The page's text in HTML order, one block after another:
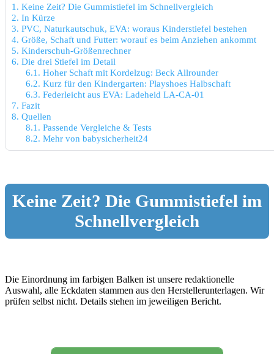
1. Keine Zeit? Die Gummistiefel im Schnellvergleich
2. In Kürze
3. PVC, Naturkautschuk, EVA: woraus Kinderstiefel bestehen
4. Größe, Schaft und Futter: worauf es beim Anziehen ankommt
5. Kinderschuh-Größenrechner
6. Die drei Stiefel im Detail
6.1. Hoher Schaft mit Kordelzug: Beck Allrounder
6.2. Kurz für den Kindergarten: Playshoes Halbschaft
6.3. Federleicht aus EVA: Ladeheid LA-CA-01
7. Fazit
8. Quellen
8.1. Passende Vergleiche & Tests
8.2. Mehr von babysicherheit24
Keine Zeit? Die Gummistiefel im
Schnellvergleich
Die Einordnung im farbigen Balken ist unsere redaktionelle
Auswahl, alle Eckdaten stammen aus den Herstellerunterlagen. Wir
prüfen selbst nicht. Details stehen im jeweiligen Bericht.